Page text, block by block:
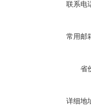
联系电
常用邮
省
详细地